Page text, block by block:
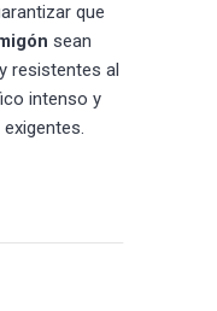
que
sean
resistentes al
intenso y